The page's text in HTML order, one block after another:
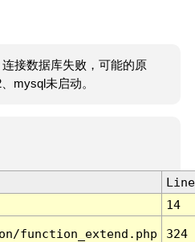
接数据库失败，可能的原
mysql未启动。
Line
14
function_extend.php 324